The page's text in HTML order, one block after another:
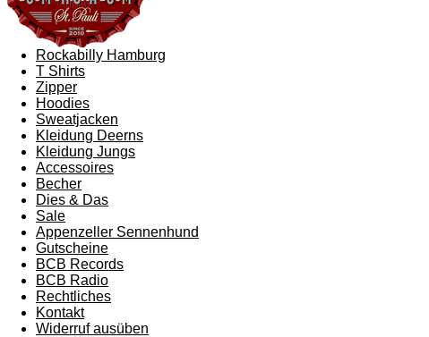
Rockabilly Hamburg
T Shirts
Zipper
Hoodies
Sweatjacken
Kleidung Deerns
Kleidung Jungs
Accessoires
Becher
Dies & Das
Sale
Appenzeller Sennenhund
Gutscheine
BCB Records
BCB Radio
Rechtliches
Kontakt
Widerruf ausüben